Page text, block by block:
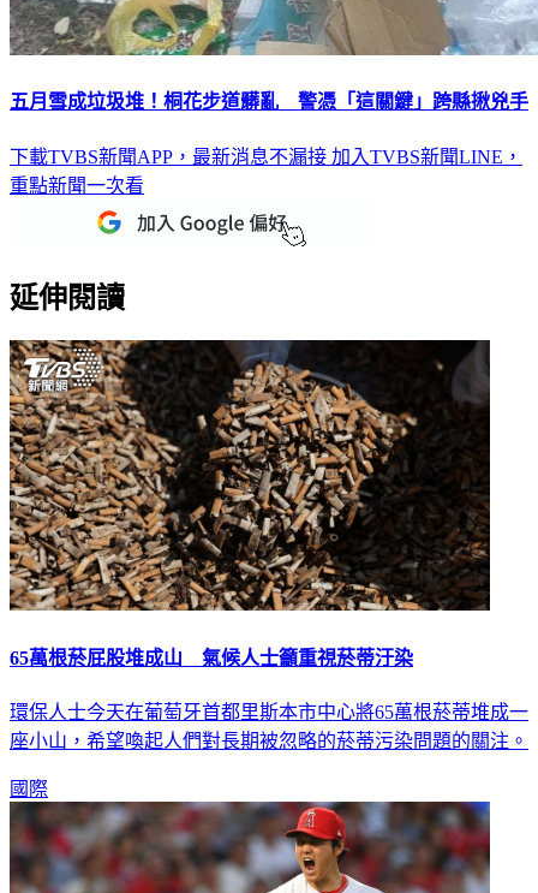
五月雪成垃圾堆！桐花步道髒亂 警憑「這關鍵」跨縣揪兇手
下載TVBS新聞APP，最新消息不漏接 加入TVBS新聞LINE，
重點新聞一次看
延伸閱讀
65萬根菸屁股堆成山 氣候人士籲重視菸蒂汙染
環保人士今天在葡萄牙首都里斯本市中心將65萬根菸蒂堆成一
座小山，希望喚起人們對長期被忽略的菸蒂污染問題的關注。
國際